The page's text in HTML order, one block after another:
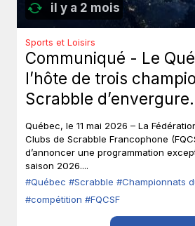
il y a 2 mois
Sports et Loisirs
Communiqué - Le
l’hôte de trois
Scrabble d’envergure.
Québec, le 11 mai 2026 – La
Clubs de Scrabble Francophone
d’annoncer une programmation
saison 2026....
#Québec #Scrabble #Championnats
#compétition #FQCSF